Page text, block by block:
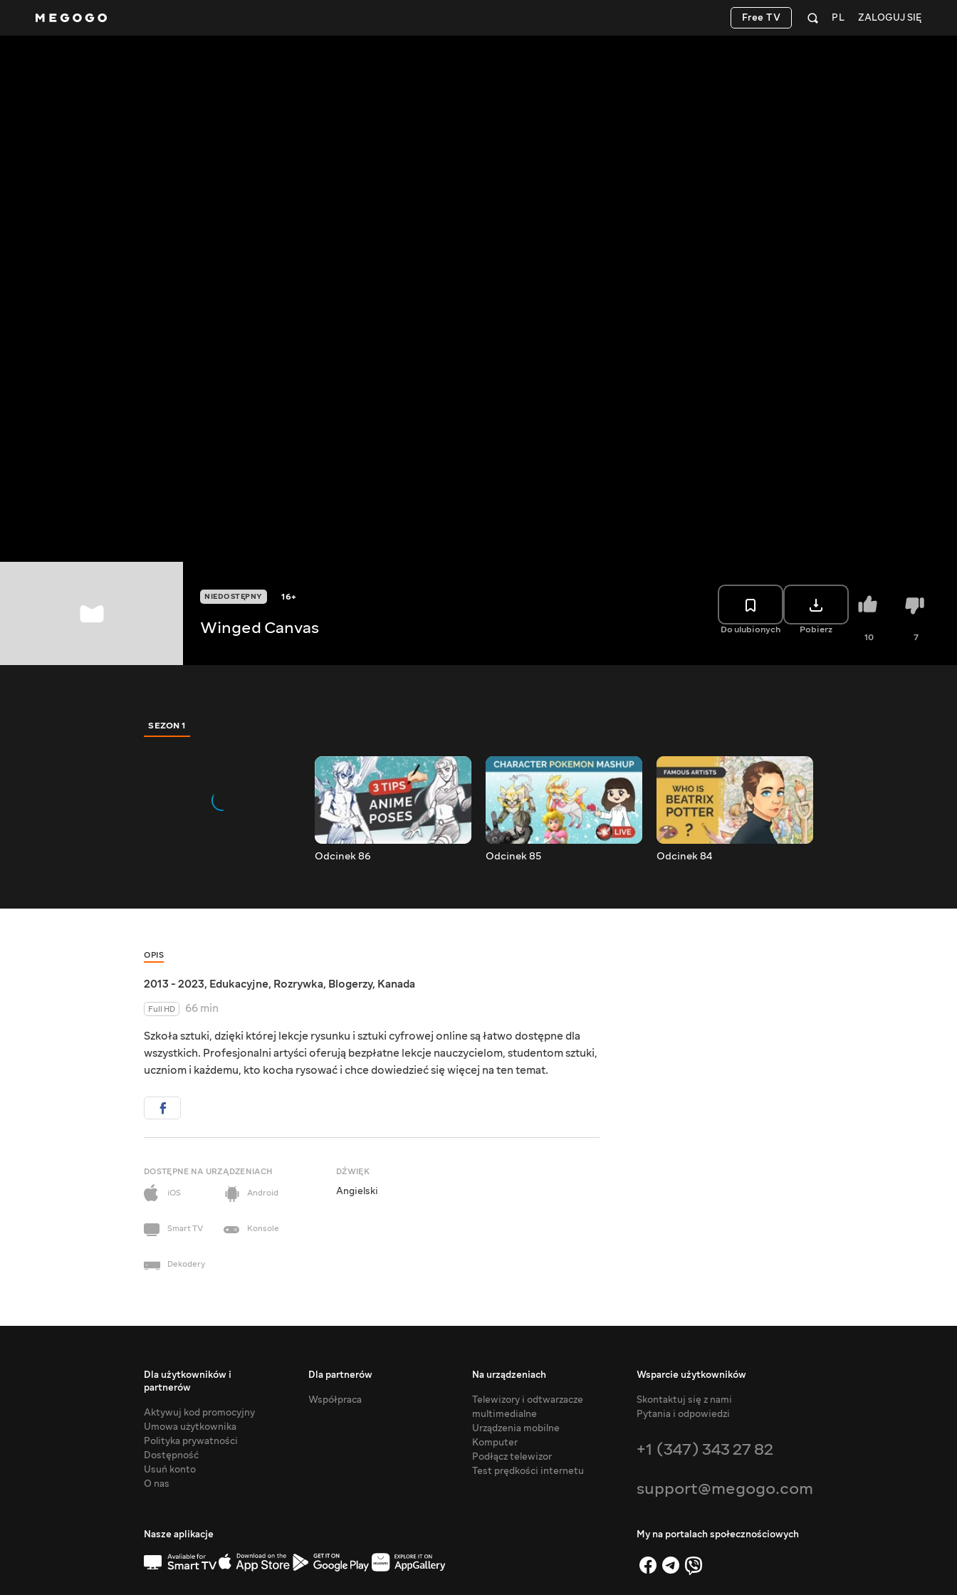
ZALOGUJ SIĘ
PL
Free TV
NIEDOSTĘPNY 16+
Winged Canvas Do ulubionych Pobierz
10 7
SEZON 1
Odcinek 86 Odcinek 85 Odcinek 84
OPIS
2013 - 2023, Edukacyjne, Rozrywka, Blogerzy, Kanada
Full HD
66 min
Szkoła sztuki, dzięki której lekcje rysunku i sztuki cyfrowej online są łatwo dostępne dla
wszystkich. Profesjonalni artyści oferują bezpłatne lekcje nauczycielom, studentom sztuki,
uczniom i każdemu, kto kocha rysować i chce dowiedzieć się więcej na ten temat.
DOSTĘPNE NA URZĄDZENIACH
iOS
Android
Smart TV Konsole
Dekodery
DŹWIĘK
Angielski
Dla użytkowników i
partnerów
Aktywuj kod promocyjny
Umowa użytkownika
Polityka prywatności
Dostępność
Usuń konto
O nas
Dla partnerów
Współpraca
Na urządzeniach
Telewizory i odtwarzacze
multimedialne
Urządzenia mobilne
Komputer
Podłącz telewizor
Test prędkości internetu
Wsparcie użytkowników
Skontaktuj się z nami
Pytania i odpowiedzi
+1 (347) 343 27 82
support@megogo.com
Nasze aplikacje My na portalach społecznościowych